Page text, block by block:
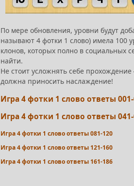
По мере обновления, уровни будут
называют 4 фотки 1 слово) имела 100
клонов, которых полно в социальных
найти.
Не стоит усложнять себе
должна приносить наслаждение!
Игра 4 фотки 1 слово ответы
Игра 4 фотки 1 слово ответы
Игра 4 фотки 1 слово ответы 081-120
Игра 4 фотки 1 слово ответы 121-160
Игра 4 фотки 1 слово ответы 161-186